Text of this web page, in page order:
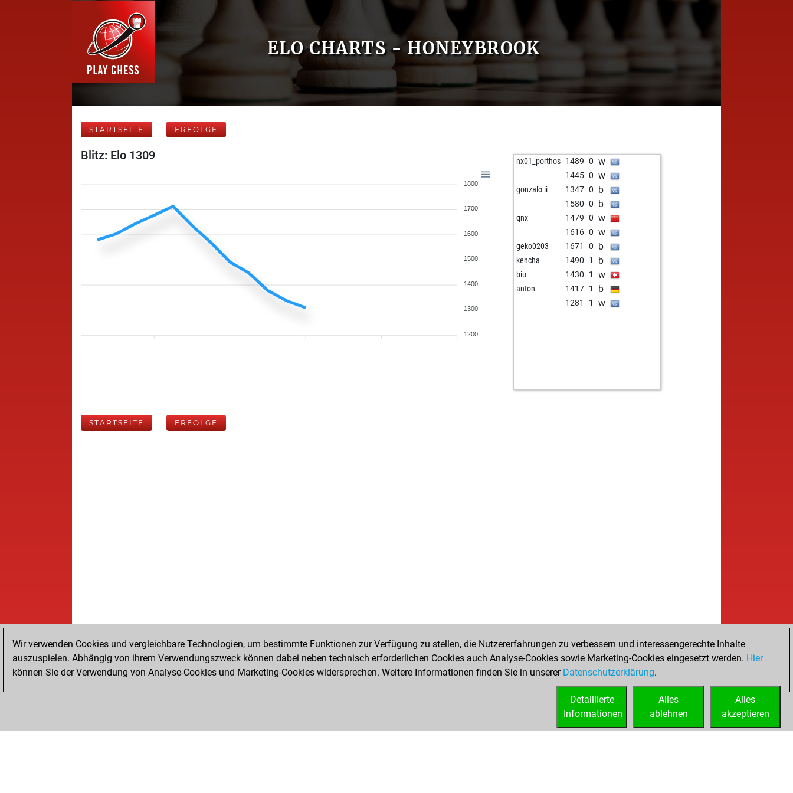
ELO CHARTS - HONEYBROOK
STARTSEITE ERFOLGE
Blitz: Elo 1309
1800
1700
1600
1500
1400
1300
1200
nx01_porthos 1489 0 w
1445 0 w
gonzalo ii 1347 0 b
1580 0 b
qnx 1479 0 w
1616 0 w
geko0203 1671 0 b
kencha 1490 1 b
biu 1430 1 w
anton 1417 1 b
1281 1 w
STARTSEITE ERFOLGE
Wir verwenden Cookies und vergleichbare Technologien, um bestimmte Funktionen zur Verfügung zu stellen, die Nutzererfahrungen zu verbessern und interessengerechte Inhalte
auszuspielen. Abhängig von ihrem Verwendungszweck können dabei neben technisch erforderlichen Cookies auch Analyse-Cookies sowie Marketing-Cookies eingesetzt werden. Hier
können Sie der Verwendung von Analyse-Cookies und Marketing-Cookies widersprechen. Weitere Informationen finden Sie in unserer Datenschutzerklärung.
Alles
akzeptieren
Alles
ablehnen
Detaillierte
Informationen